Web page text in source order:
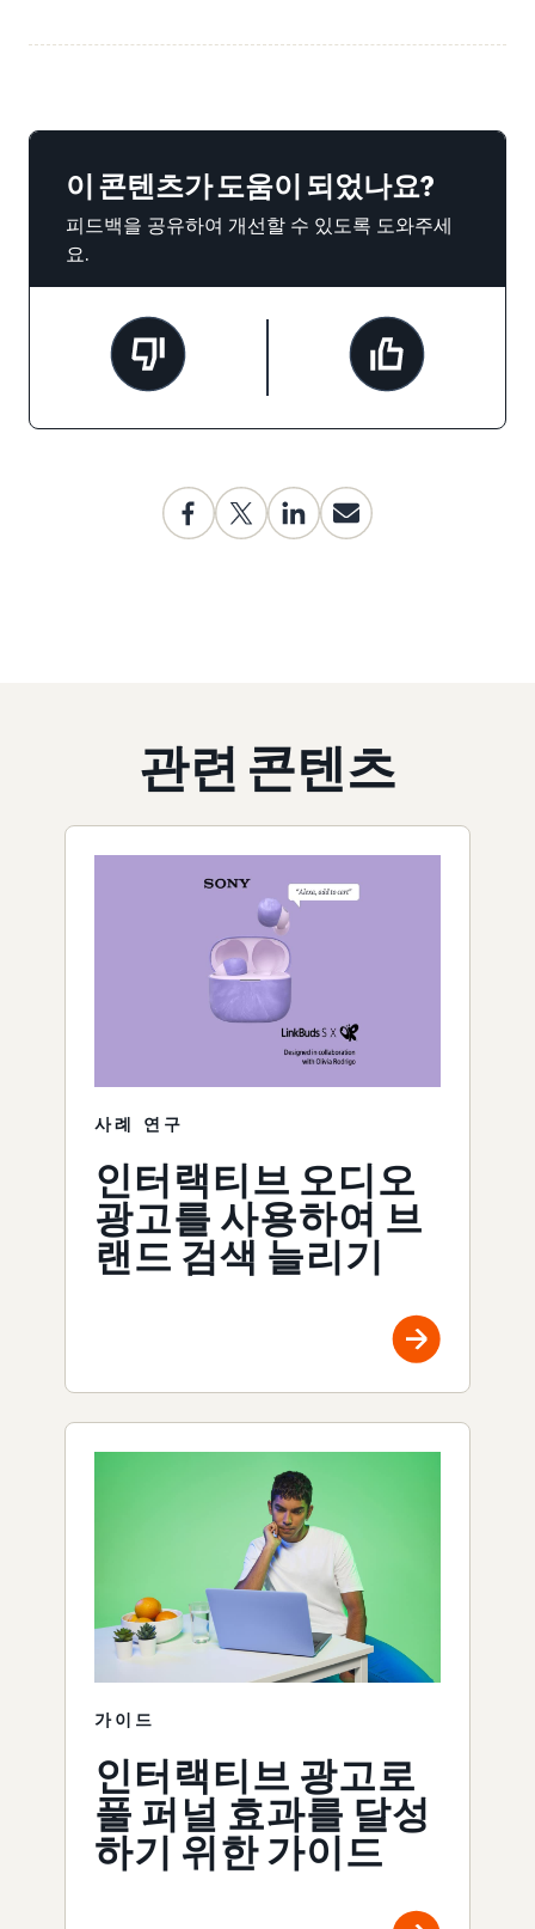
이 콘텐츠가 도움이 되었나요?
피드백을 공유하여 개선할 수 있도록 도와주세
요.
관련 콘텐츠
사례 연구
인터랙티브 오디오
광고를 사용하여 브
랜드 검색 늘리기
가이드
인터랙티브 광고로
풀 퍼널 효과를 달성
하기 위한 가이드